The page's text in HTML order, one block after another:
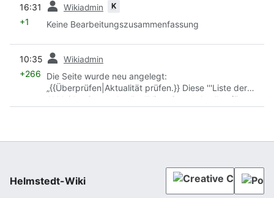
16:31 Wikiadmin K
+1 Keine Bearbeitungszusammenfassung
10:35 Wikiadmin
+266
Die Seite wurde neu angelegt:
„{{Überprüfen|Aktualität prüfen.}} Diese '''Liste der
Altkleider-Sammelstellen''' liste Sammelstellen für
Helmstedt-Wiki